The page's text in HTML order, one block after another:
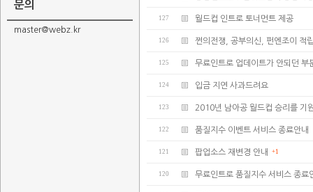
문의
master@webz.kr
127 월드컵 인트로 토너먼트 제공
126 쩐의전쟁, 공부의신, 펀엔조이 적
125 무료인트로 업데이트가 안되던 부
124 입금 지연 사과드려요
123 2010년 남아공 월드컵 승리를 기
122 품질지수 이벤트 서비스 종료안내
121 팝업소스 재변경 안내 +1
120 무료인트로 품질지수 서비스 종료